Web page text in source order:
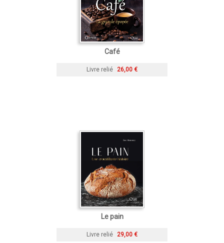
Café
Livre relié 26,00 €
Le pain
Livre relié 29,00 €